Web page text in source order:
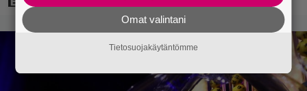
Omat valintani
Tietosuojakäytäntömme